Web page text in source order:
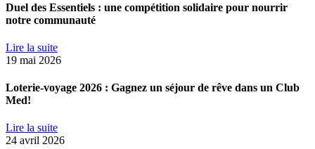
Duel des Essentiels : une compétition solidaire pour nourrir
notre communauté
Lire la suite
19 mai 2026
Loterie-voyage 2026 : Gagnez un séjour de rêve dans un Club
Med!
Lire la suite
24 avril 2026